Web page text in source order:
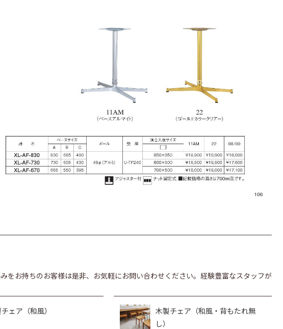
をお持ちのお客様は是非、お気軽にお問い合わせください。経験豊富なスタッフが
ェア（和風）
木製チェア（和風・背もたれ無
し）